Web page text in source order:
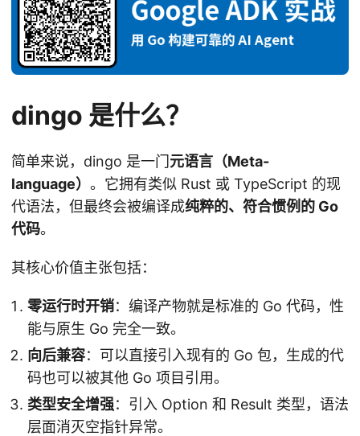
dingo 是什么？
简单来说，dingo 是一门元语言（Meta-
language） 。它拥有类似 Rust 或 TypeScript 的现
代语法，但最终会被编译成纯粹的、符合惯例的 Go
代码。
其核心价值主张包括：
零运行时开销：编译产物就是标准的 Go 代码，性
能与原生 Go 完全一致。
向后兼容：可以直接引入现有的 Go 包，生成的代
码也可以被其他 Go 项目引用。
类型安全增强：引入 Option 和 Result 类型，语法
层面消灭空指针异常。